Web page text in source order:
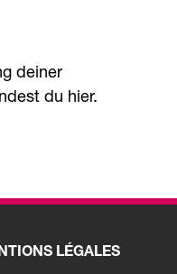
deiner
du hier.
LÉGALES